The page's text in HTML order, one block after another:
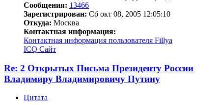
Сообщения: 13466
Зарегистрирован: Сб окт 08, 2005 12:05:10
Откуда: Москва
Контактная информация:
Контактная информация пользователя Fillya
ICQ Сайт
Re: 2 Открытых Письма Президенту России
Владимиру Владимировичу Путину
Цитата